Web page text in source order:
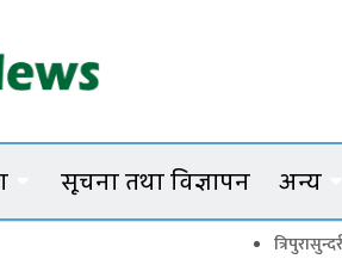
सूचना तथा विज्ञापन अन्य
त्रिपुरासुन्दरीमा